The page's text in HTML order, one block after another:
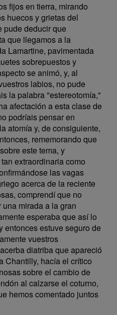
fijos en tierra, mirando
huecos y grietas del
pude deducir que
que llegamos a la
Lamartine, pavimentada
sobrepuestos y
se animó, y, al
labios, no pude
la palabra "estereotomía,"
afectación a esta clase de
podríais pensar en
atomía y, de consiguiente,
rememorando que
este tema, y
extraordinaria como
las vagas
acerca de la reciente
comprendí que no
mirada a la gran
esperaba que así lo
entonces estuve seguro de
vuestros
diatriba que apareció
Chantilly, hacía el crítico
sobre el cambio de
al calzarse el coturno,
hemos comentado juntos